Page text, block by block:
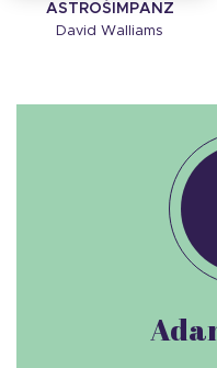
ASTROŠIMPANZ
David Walliams